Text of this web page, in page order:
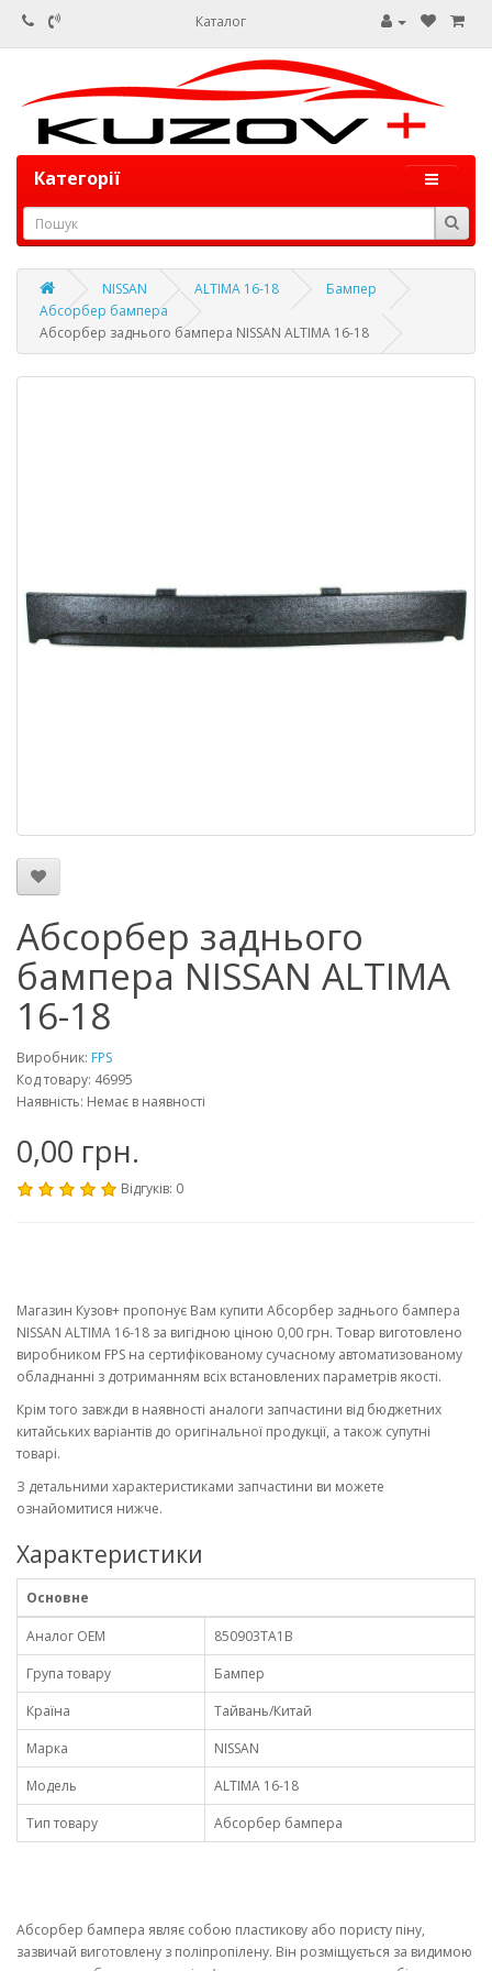
Каталог
Категорії
NISSAN ALTIMA 16-18
Бампер
Абсорбер бампера
Абсорбер заднього бампера NISSAN ALTIMA 16-18
Абсорбер заднього
бампера NISSAN ALTIMA
16-18
Виробник: FPS
Код товару: 46995
Наявність: Немає в наявності
0,00 грн.
Відгуків: 0
Магазин Кузов+ пропонує Вам купити Абсорбер заднього бампера
NISSAN ALTIMA 16-18 за вигідною ціною 0,00 грн. Товар виготовлено
виробником FPS на сертифікованому сучасному автоматизованому
обладнанні з дотриманням всіх встановлених параметрів якості.
Крім того завжди в наявності аналоги запчастини від бюджетних
китайських варіантів до оригінальної продукції, а також супутні
товарі.
З детальними характеристиками запчастини ви можете
ознайомитися нижче.
Характеристики
Основне
Аналог OEM
850903TA1B
Група товару
Бампер
Країна
Тайвань/Китай
Марка
NISSAN
Модель
ALTIMA 16-18
Тип товару
Абсорбер бампера
Абсорбер бампера являє собою пластикову або пористу піну,
зазвичай виготовлену з поліпропілену. Він розміщується за видимою